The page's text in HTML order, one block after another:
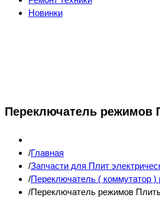
Новинки
Переключатель режимов
Главная
Запчасти для Плит
Переключатель ( коммутатор
Переключатель режимов